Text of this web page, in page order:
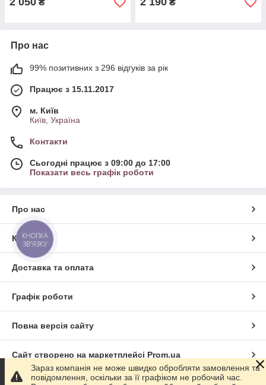
₴ ₴
Про нас
99% позитивних з 296 відгуків за рік
Працює з 15.11.2017
м. Київ
Київ, Україна
Контакти
Сьогодні працює з 09:00 до 17:00
Показати весь графік роботи
Про нас
Контакти
Доставка та оплата
Графік роботи
Повна версія сайту
Сайт створено на маркетплейсі Prom.ua
Зараз компанія не може швидко обробляти замовлення та
повідомлення, оскільки за її графіком не робочий час.
КНОПКА
ЗВ'ЯЗКУ